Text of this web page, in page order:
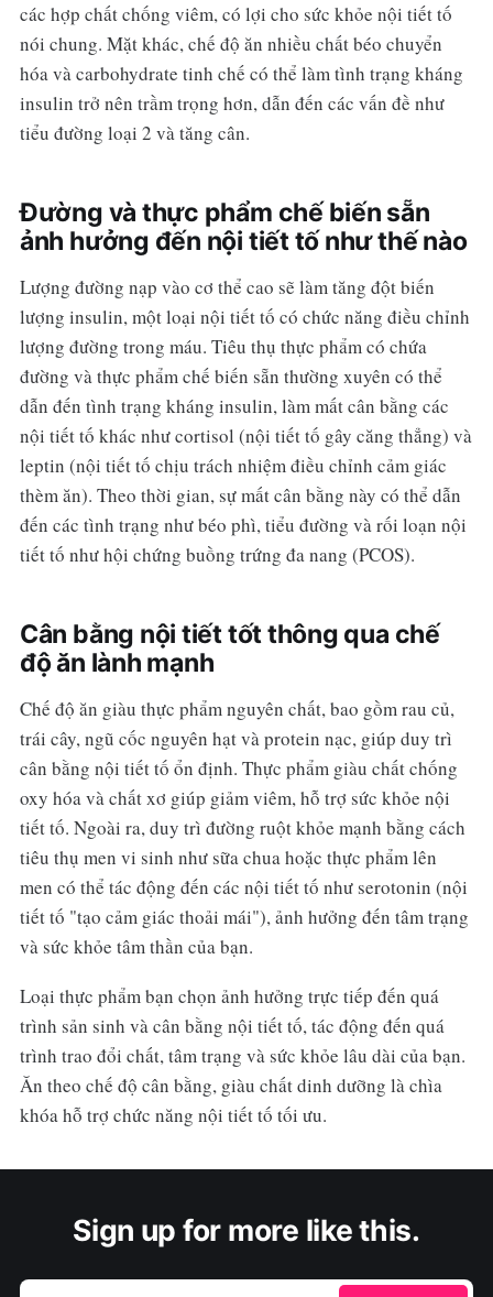
các hợp chất chống viêm, có lợi cho sức khỏe nội tiết tố
nói chung. Mặt khác, chế độ ăn nhiều chất béo chuyển
hóa và carbohydrate tinh chế có thể làm tình trạng kháng
insulin trở nên trầm trọng hơn, dẫn đến các vấn đề như
tiểu đường loại 2 và tăng cân.
Đường và thực phẩm chế biến sẵn
ảnh hưởng đến nội tiết tố như thế nào
Lượng đường nạp vào cơ thể cao sẽ làm tăng đột biến
lượng insulin, một loại nội tiết tố có chức năng điều chỉnh
lượng đường trong máu. Tiêu thụ thực phẩm có chứa
đường và thực phẩm chế biến sẵn thường xuyên có thể
dẫn đến tình trạng kháng insulin, làm mất cân bằng các
nội tiết tố khác như cortisol (nội tiết tố gây căng thẳng) và
leptin (nội tiết tố chịu trách nhiệm điều chỉnh cảm giác
thèm ăn). Theo thời gian, sự mất cân bằng này có thể dẫn
đến các tình trạng như béo phì, tiểu đường và rối loạn nội
tiết tố như hội chứng buồng trứng đa nang (PCOS).
Cân bằng nội tiết tốt thông qua chế
độ ăn lành mạnh
Chế độ ăn giàu thực phẩm nguyên chất, bao gồm rau củ,
trái cây, ngũ cốc nguyên hạt và protein nạc, giúp duy trì
cân bằng nội tiết tố ổn định. Thực phẩm giàu chất chống
oxy hóa và chất xơ giúp giảm viêm, hỗ trợ sức khỏe nội
tiết tố. Ngoài ra, duy trì đường ruột khỏe mạnh bằng cách
tiêu thụ men vi sinh như sữa chua hoặc thực phẩm lên
men có thể tác động đến các nội tiết tố như serotonin (nội
tiết tố "tạo cảm giác thoải mái"), ảnh hưởng đến tâm trạng
và sức khỏe tâm thần của bạn.
Loại thực phẩm bạn chọn ảnh hưởng trực tiếp đến quá
trình sản sinh và cân bằng nội tiết tố, tác động đến quá
trình trao đổi chất, tâm trạng và sức khỏe lâu dài của bạn.
Ăn theo chế độ cân bằng, giàu chất dinh dưỡng là chìa
khóa hỗ trợ chức năng nội tiết tố tối ưu.
Sign up for more like this.